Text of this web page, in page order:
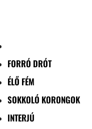
FORRÓ DRÓT
ÉLŐ FÉM
SOKKOLÓ KORONGOK
INTERJÚ